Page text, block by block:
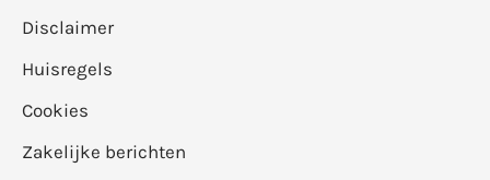
Disclaimer
Huisregels
Cookies
Zakelijke berichten